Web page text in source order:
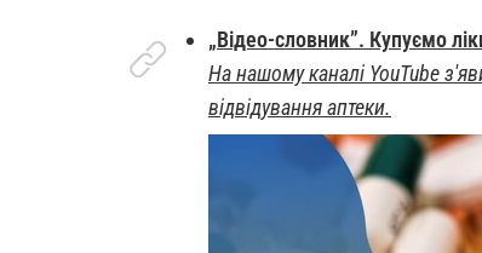
„Відео-словник”. Купуємо
На нашому каналі YouTube
відвідування аптеки.